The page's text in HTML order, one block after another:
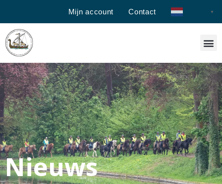
Mijn account Contact ▼
Nieuws